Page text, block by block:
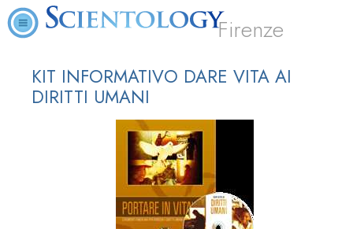
Firenze
KIT INFORMATIVO DARE VITA AI
DIRITTI UMANI